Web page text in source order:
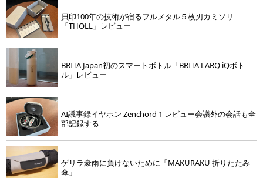
貝印100年の技術が宿るフルメタル５枚刃カミソリ
「THOLL」レビュー
BRITA Japan初のスマートボトル「BRITA LARQ iQボト
ル」レビュー
AI議事録イヤホン Zenchord 1 レビュー会議外の会話も全
部記録する
ゲリラ豪雨に負けないために「MAKURAKU 折りたたみ
傘」